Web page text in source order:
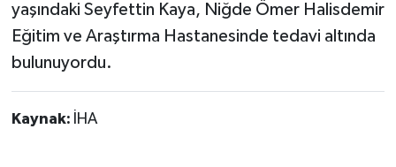
yaşındaki Seyfettin Kaya, Niğde Ömer Halisdemir
Eğitim ve Araştırma Hastanesinde tedavi altında
bulunuyordu.
Kaynak: İHA